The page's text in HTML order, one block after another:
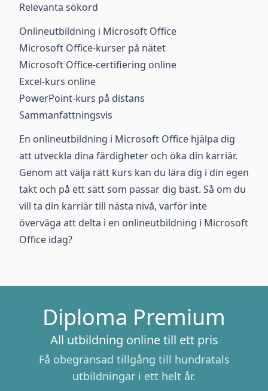
Relevanta sökord
Onlineutbildning i Microsoft Office
Microsoft Office-kurser på nätet
Microsoft Office-certifiering online
Excel-kurs online
PowerPoint-kurs på distans
Sammanfattningsvis
En onlineutbildning i Microsoft Office hjälpa dig
att utveckla dina färdigheter och öka din karriär.
Genom att välja rätt kurs kan du lära dig i din egen
takt och på ett sätt som passar dig bäst. Så om du
vill ta din karriär till nästa nivå, varför inte
överväga att delta i en onlineutbildning i Microsoft
Office idag?
Diploma Premium
All utbildning online till ett pris
Få obegränsad tillgång till hundratals
utbildningar i ett helt år.